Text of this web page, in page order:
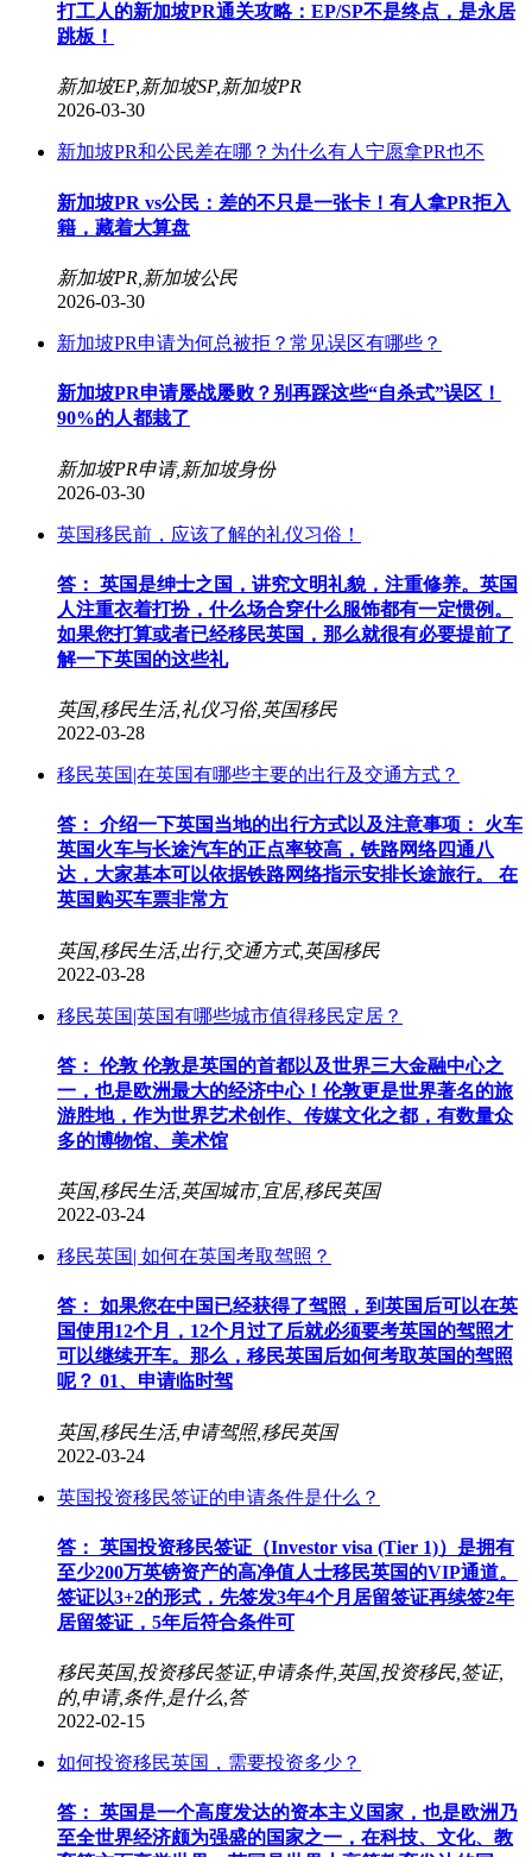
打工人的新加坡PR通关攻略：EP/SP不是终点，是永居
跳板！
新加坡EP,新加坡SP,新加坡PR
2026-03-30
新加坡PR和公民差在哪？为什么有人宁愿拿PR也不
新加坡PR vs公民：差的不只是一张卡！有人拿PR拒入
籍，藏着大算盘
新加坡PR,新加坡公民
2026-03-30
新加坡PR申请为何总被拒？常见误区有哪些？
新加坡PR申请屡战屡败？别再踩这些“自杀式”误区！
90%的人都栽了
新加坡PR申请,新加坡身份
2026-03-30
英国移民前，应该了解的礼仪习俗！
答： 英国是绅士之国，讲究文明礼貌，注重修养。英国
人注重衣着打扮，什么场合穿什么服饰都有一定惯例。
如果您打算或者已经移民英国，那么就很有必要提前了
解一下英国的这些礼
英国,移民生活,礼仪习俗,英国移民
2022-03-28
移民英国|在英国有哪些主要的出行及交通方式？
答： 介绍一下英国当地的出行方式以及注意事项： 火车
英国火车与长途汽车的正点率较高，铁路网络四通八
达，大家基本可以依据铁路网络指示安排长途旅行。 在
英国购买车票非常方
英国,移民生活,出行,交通方式,英国移民
2022-03-28
移民英国|英国有哪些城市值得移民定居？
答： 伦敦 伦敦是英国的首都以及世界三大金融中心之
一，也是欧洲最大的经济中心！伦敦更是世界著名的旅
游胜地，作为世界艺术创作、传媒文化之都，有数量众
多的博物馆、美术馆
英国,移民生活,英国城市,宜居,移民英国
2022-03-24
移民英国| 如何在英国考取驾照？
答： 如果您在中国已经获得了驾照，到英国后可以在英
国使用12个月，12个月过了后就必须要考英国的驾照才
可以继续开车。那么，移民英国后如何考取英国的驾照
呢？ 01、申请临时驾
英国,移民生活,申请驾照,移民英国
2022-03-24
英国投资移民签证的申请条件是什么？
答： 英国投资移民签证（Investor visa (Tier 1)）是拥有
至少200万英镑资产的高净值人士移民英国的VIP通道。
签证以3+2的形式，先签发3年4个月居留签证再续签2年
居留签证，5年后符合条件可
移民英国,投资移民签证,申请条件,英国,投资移民,签证,
的,申请,条件,是什么,答
2022-02-15
如何投资移民英国，需要投资多少？
答： 英国是一个高度发达的资本主义国家，也是欧洲乃
至全世界经济颇为强盛的国家之一，在科技、文化、教